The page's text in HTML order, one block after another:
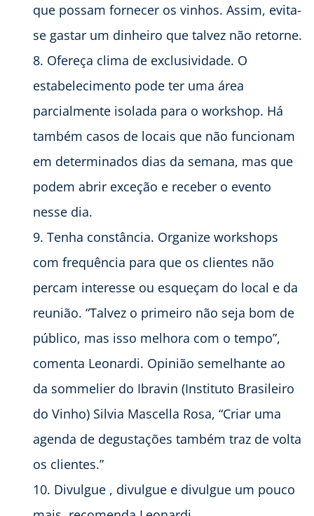
que possam fornecer os vinhos. Assim, evita-
se gastar um dinheiro que talvez não retorne.
Ofereça clima de exclusividade. O
estabelecimento pode ter uma área
parcialmente isolada para o workshop. Há
também casos de locais que não funcionam
em determinados dias da semana, mas que
podem abrir exceção e receber o evento
nesse dia.
Tenha constância. Organize workshops
com frequência para que os clientes não
percam interesse ou esqueçam do local e da
reunião. “Talvez o primeiro não seja bom de
público, mas isso melhora com o tempo”,
comenta Leonardi. Opinião semelhante ao
da sommelier do Ibravin (Instituto Brasileiro
do Vinho) Silvia Mascella Rosa, “Criar uma
agenda de degustações também traz de volta
os clientes.”
Divulgue , divulgue e divulgue um pouco